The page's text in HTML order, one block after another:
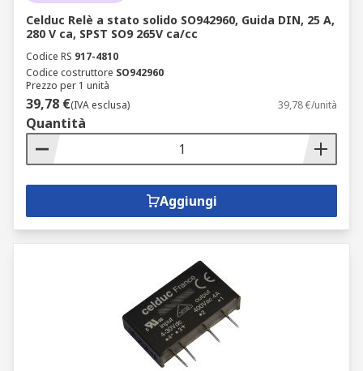
Celduc Relè a stato solido SO942960, Guida DIN, 25 A,
280 V ca, SPST SO9 265V ca/cc
Codice RS 917-4810
Codice costruttore SO942960
Prezzo per 1 unità
39,78 €(IVA esclusa) 39,78 €/unità
Quantità
Aggiungi